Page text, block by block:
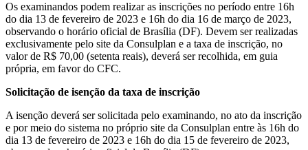
Os examinandos podem realizar as inscrições no período entre 16h
do dia 13 de fevereiro de 2023 e 16h do dia 16 de março de 2023,
observando o horário oficial de Brasília (DF). Devem ser realizadas
exclusivamente pelo site da Consulplan e a taxa de inscrição, no
valor de R$ 70,00 (setenta reais), deverá ser recolhida, em guia
própria, em favor do CFC.
Solicitação de isenção da taxa de inscrição
A isenção deverá ser solicitada pelo examinando, no ato da inscrição
e por meio do sistema no próprio site da Consulplan entre às 16h do
dia 13 de fevereiro de 2023 e 16h do dia 15 de fevereiro de 2023,